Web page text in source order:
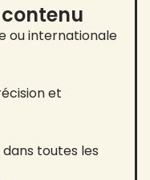
ou internationale
et
toutes les